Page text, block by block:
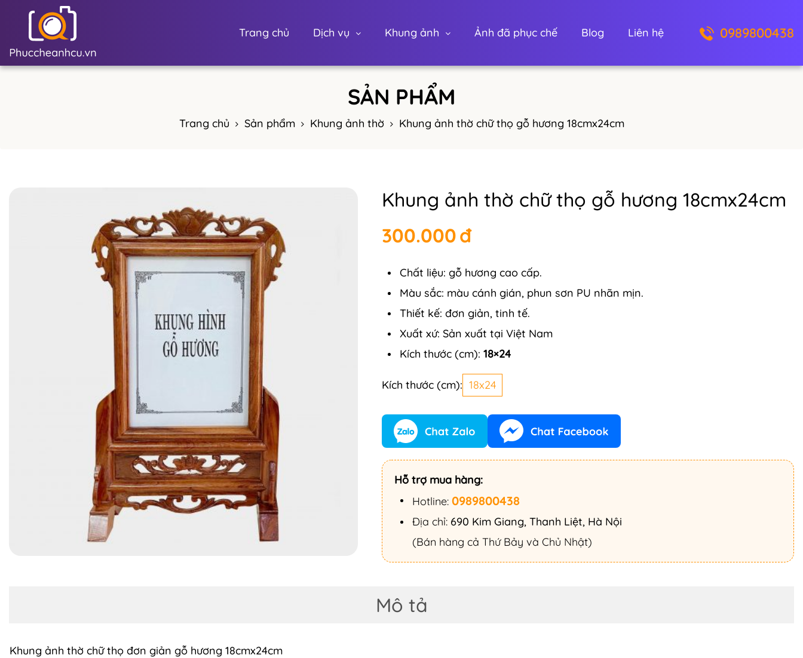
Trang chủ Dịch vụ Khung ảnh Ảnh đã phục chế Blog Liên hệ 0989800438
Trang chủ Sản phẩm Khung ảnh thờ Khung ảnh thờ chữ thọ gỗ hương 18cmx24cm
Khung ảnh thờ chữ thọ gỗ hương 18cmx24cm
300.000đ
Chất liệu: gỗ hương cao cấp.
Màu sắc: màu cánh gián, phun sơn PU nhãn mịn.
Thiết kế: đơn giản, tinh tế.
Xuất xứ: Sản xuất tại Việt Nam
Kích thước (cm):18×24
Kích thước (cm): 18x24
Hỗ trợ mua hàng:
Hotline: 0989800438
Địa chỉ: 690 Kim Giang, Thanh Liệt, Hà Nội
(Bán hàng cả Thứ Bảy và Chủ Nhật)
Mô tả
Khung ảnh thờ chữ thọ đơn giản gỗ hương 18cmx24cm